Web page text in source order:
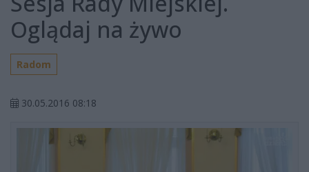
Oglądaj na żywo
Radom
30.05.2016 08:18